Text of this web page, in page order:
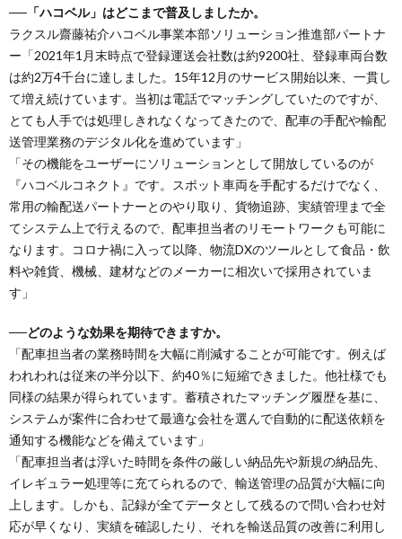
──「ハコベル」はどこまで普及しましたか。
ラクスル齋藤祐介ハコベル事業本部ソリューション推進部パートナ
ー「2021年1月末時点で登録運送会社数は約9200社、登録車両台数
は約2万4千台に達しました。15年12月のサービス開始以来、一貫し
て増え続けています。当初は電話でマッチングしていたのですが、
とても人手では処理しきれなくなってきたので、配車の手配や輸配
送管理業務のデジタル化を進めています」
「その機能をユーザーにソリューションとして開放しているのが
『ハコベルコネクト』です。スポット車両を手配するだけでなく、
常用の輸配送パートナーとのやり取り、貨物追跡、実績管理まで全
てシステム上で行えるので、配車担当者のリモートワークも可能に
なります。コロナ禍に入って以降、物流DXのツールとして食品・飲
料や雑貨、機械、建材などのメーカーに相次いで採用されていま
す」
──どのような効果を期待できますか。
「配車担当者の業務時間を大幅に削減することが可能です。例えば
われわれは従来の半分以下、約40％に短縮できました。他社様でも
同様の結果が得られています。蓄積されたマッチング履歴を基に、
システムが案件に合わせて最適な会社を選んで自動的に配送依頼を
通知する機能などを備えています」
「配車担当者は浮いた時間を条件の厳しい納品先や新規の納品先、
イレギュラー処理等に充てられるので、輸送管理の品質が大幅に向
上します。しかも、記録が全てデータとして残るので問い合わせ対
応が早くなり、実績を確認したり、それを輸送品質の改善に利用し